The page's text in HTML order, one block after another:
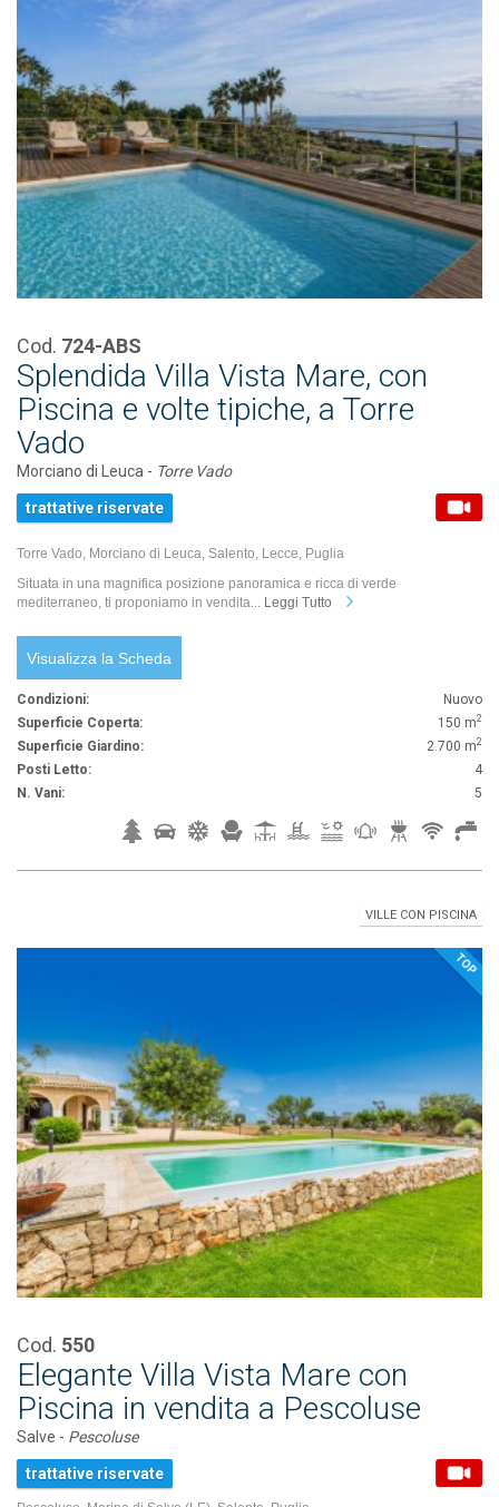
Cod. 724-ABS
Splendida Villa Vista Mare, con
Piscina e volte tipiche, a Torre
Vado
Morciano di Leuca - Torre Vado
trattative riservate
Torre Vado, Morciano di Leuca, Salento, Lecce, Puglia
Situata in una magnifica posizione panoramica e ricca di verde
mediterraneo, ti proponiamo in vendita... Leggi Tutto
Visualizza la Scheda
Condizioni:
Nuovo
Superficie Coperta:
150 m2
Superficie Giardino: 2.700 m2
Posti Letto:
4
N. Vani:
5
VILLE CON PISCINA
TOP
Cod. 550
Elegante Villa Vista Mare con
Piscina in vendita a Pescoluse
Salve - Pescoluse
trattative riservate